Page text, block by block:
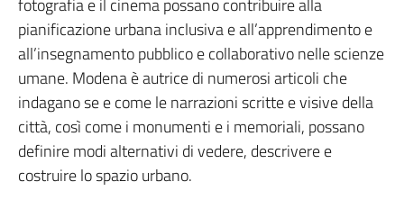
fotografia e il cinema possano contribuire alla
pianificazione urbana inclusiva e all’apprendimento e
all’insegnamento pubblico e collaborativo nelle scienze
umane. Modena è autrice di numerosi articoli che
indagano se e come le narrazioni scritte e visive della
città, così come i monumenti e i memoriali, possano
definire modi alternativi di vedere, descrivere e
costruire lo spazio urbano.